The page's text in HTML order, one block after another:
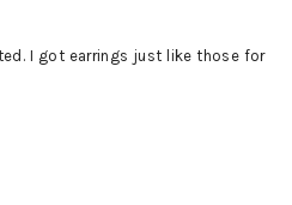
I got earrings just like those for